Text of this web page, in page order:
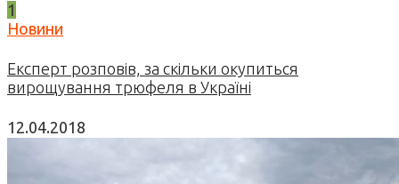
1
Новини
Експерт розповів, за скільки окупиться
вирощування трюфеля в Україні
12.04.2018